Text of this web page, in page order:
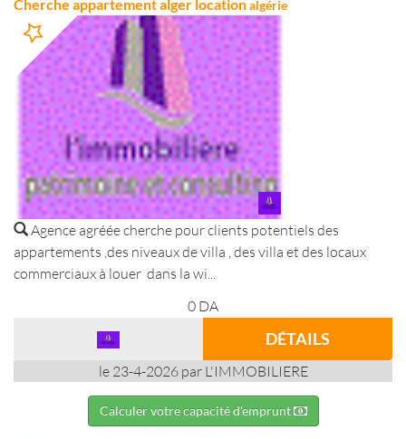
Cherche appartement alger locationalgérie
Agence agréée cherche pour clients potentiels des
appartements ,des niveaux de villa , des villa et des locaux
commerciaux à louer dans la wi...
0 DA
DÉTAILS
le 23-4-2026 par L'IMMOBILIERE
Calculer votre capacité d'emprunt